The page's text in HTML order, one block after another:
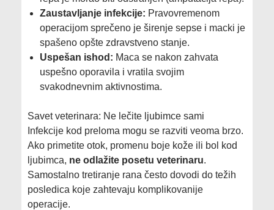
Zaustavljanje infekcije: Pravovremenom
operacijom sprečeno je širenje sepse i macki je
spašeno opšte zdravstveno stanje.
Uspešan ishod: Maca se nakon zahvata
uspešno oporavila i vratila svojim
svakodnevnim aktivnostima.
Savet veterinara: Ne lečite ljubimce sami
Infekcije kod preloma mogu se razviti veoma brzo.
Ako primetite otok, promenu boje kože ili bol kod
ljubimca, ne odlažite posetu veterinaru.
Samostalno tretiranje rana često dovodi do težih
posledica koje zahtevaju komplikovanije
operacije.